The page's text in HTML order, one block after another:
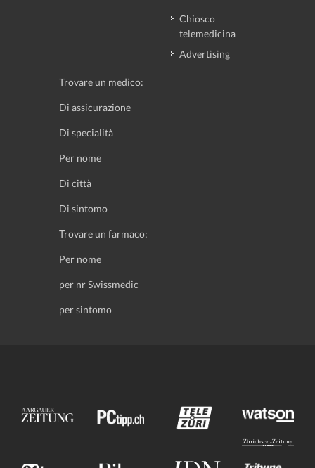
Chiosco
telemedicina
Advertising
Trovare un medico:
Di assicurazione
Di specialità
Per nome
Di città
Di sintomo
Trovare un farmaco:
Per nome
per nr Swissmedic
per sintomo